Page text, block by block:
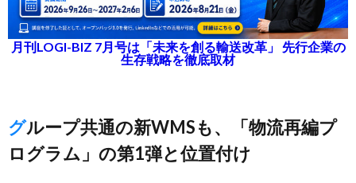
月刊LOGI-BIZ 7月号は「未来を創る輸送改革」 先行企業の
生存戦略を徹底取材
グループ共通の新WMSも、「物流再編プ
ログラム」の第1弾と位置付け